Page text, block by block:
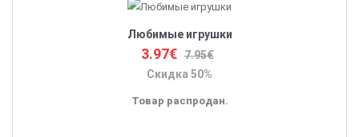
Любимые игрушки
3.97€ 7.95€
Скидка 50%
Товар распродан.